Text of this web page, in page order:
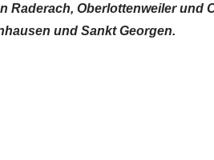
Oberlottenweiler und
und Sankt Georgen.